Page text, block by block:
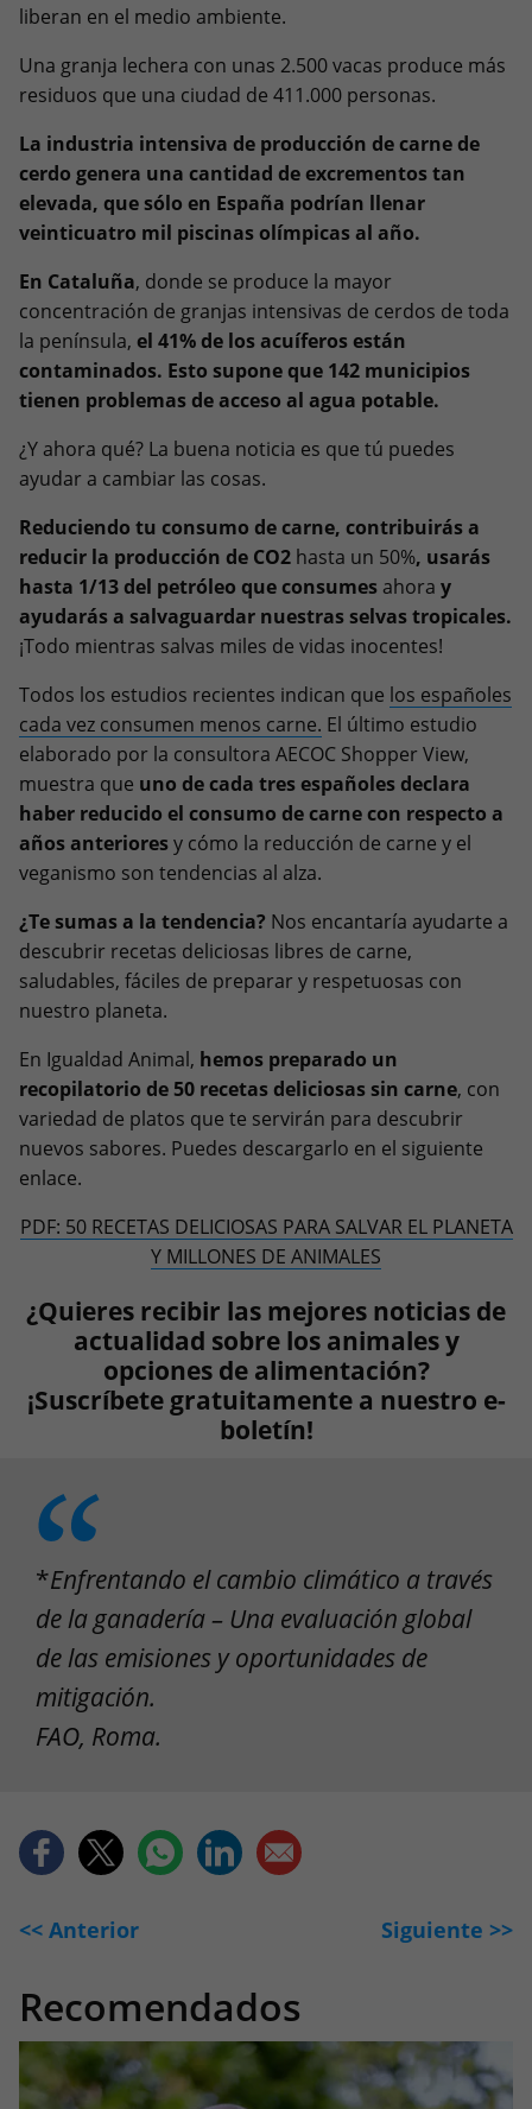
liberan en el medio ambiente.
Una granja lechera con unas 2.500 vacas produce más
residuos que una ciudad de 411.000 personas.
La industria intensiva de producción de carne de
cerdo genera una cantidad de excrementos tan
elevada, que sólo en España podrían llenar
veinticuatro mil piscinas olímpicas al año.
En Cataluña, donde se produce la mayor
concentración de granjas intensivas de cerdos de toda
la península, el 41% de los acuíferos están
contaminados. Esto supone que 142 municipios
tienen problemas de acceso al agua potable.
¿Y ahora qué? La buena noticia es que tú puedes
ayudar a cambiar las cosas.
Reduciendo tu consumo de carne, contribuirás a
reducir la producción de CO2 hasta un 50%, usarás
hasta 1/13 del petróleo que consumes ahora y
ayudarás a salvaguardar nuestras selvas tropicales.
¡Todo mientras salvas miles de vidas inocentes!
Todos los estudios recientes indican que los españoles
cada vez consumen menos carne. El último estudio
elaborado por la consultora AECOC Shopper View,
muestra que uno de cada tres españoles declara
haber reducido el consumo de carne con respecto a
años anterioresy cómo la reducción de carne y el
veganismo son tendencias al alza.
¿Te sumas a la tendencia? Nos encantaría ayudarte a
descubrir recetas deliciosas libres de carne,
saludables, fáciles de preparar y respetuosas con
nuestro planeta.
En Igualdad Animal, hemos preparado un
recopilatorio de 50 recetas deliciosas sin carne, con
variedad de platos que te servirán para descubrir
nuevos sabores. Puedes descargarlo en el siguiente
enlace.
PDF: 50 RECETAS DELICIOSAS PARA SALVAR EL PLANETA
Y MILLONES DE ANIMALES
¿Quieres recibir las mejores noticias de
actualidad sobre los animales y
opciones de alimentación?
¡Suscríbete gratuitamente a nuestro e-
boletín!
*Enfrentando el cambio climático a través
de la ganadería – Una evaluación global
de las emisiones y oportunidades de
mitigación.
FAO, Roma.
<< Anterior Siguiente >>
Recomendados